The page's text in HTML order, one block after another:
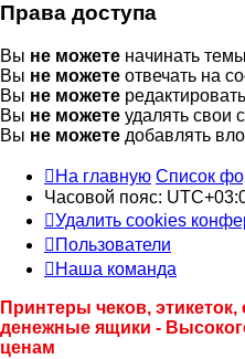
Права доступа
Вы не можете начинать темы
Вы не можете отвечать на
Вы не можете
Вы не можете удалять свои
Вы не можете добавлять
На главную Список
Часовой пояс:
Удалить cookies
Пользователи
Наша команда
Принтеры чеков,
денежные ящики -
ценам